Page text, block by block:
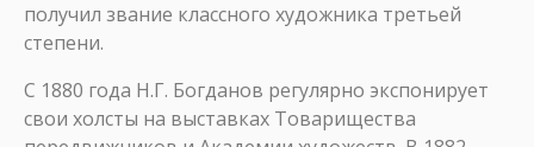
получил звание классного художника третьей
степени.
С 1880 года Н.Г. Богданов регулярно экспонирует
свои холсты на выставках Товарищества